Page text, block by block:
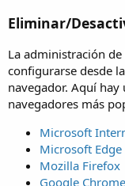
Eliminar/
La administración
configurarse desde
navegador. Aquí
navegadores más
Microsoft
Microsoft Edge
Mozilla Firefox
Google Chrome